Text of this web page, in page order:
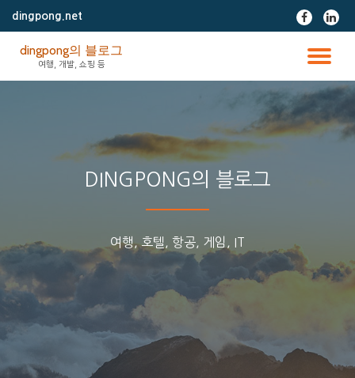
dingpong.net
fa-
facebook
fa-
토
글
이
dingpong의 블로그
여행, 개발, 쇼핑 등
DINGPONG의 블로그
여행, 호텔, 항공, 게임, IT